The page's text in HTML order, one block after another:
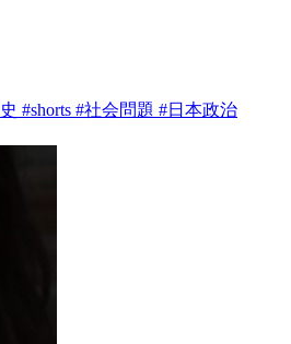
#shorts #社会問題 #日本政治